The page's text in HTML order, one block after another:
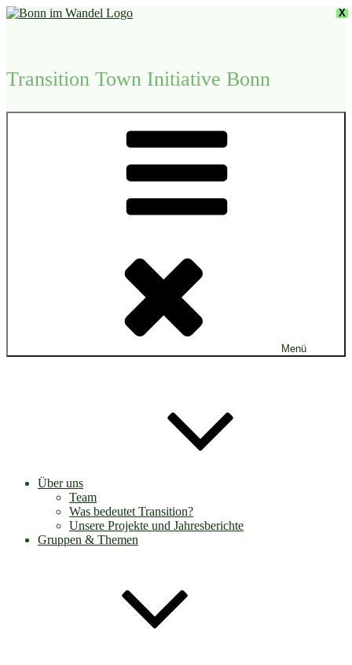
Zum
Transition Town Initiative Bonn
Menü
Über uns
Team
Was bedeutet Transition?
Unsere Projekte und Jahresberichte
Gruppen & Themen
X